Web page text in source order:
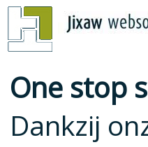
One stop
Dankzij